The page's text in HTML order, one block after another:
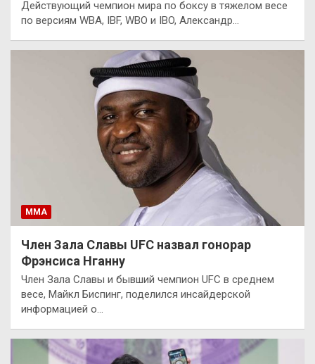
Действующий чемпион мира по боксу в тяжелом весе
по версиям WBA, IBF, WBO и IBO, Александр…
ММА
Член Зала Славы UFC назвал гонорар
Фрэнсиса Нганну
Член Зала Славы и бывший чемпион UFC в среднем
весе, Майкл Биспинг, поделился инсайдерской
информацией о…